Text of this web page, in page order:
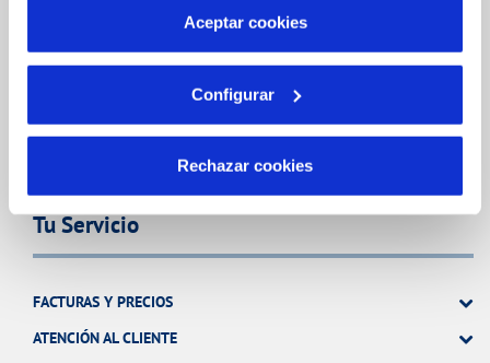
más información en nuestraPolítica de Cookies
Aceptar cookies
Configurar
Rechazar cookies
OTRAS GESTIONES
Tu Servicio
FACTURAS Y PRECIOS
ATENCIÓN AL CLIENTE